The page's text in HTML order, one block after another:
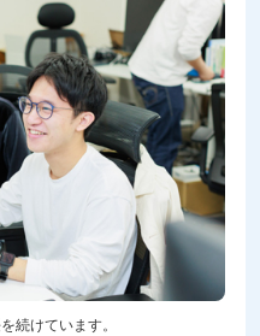
続けています。